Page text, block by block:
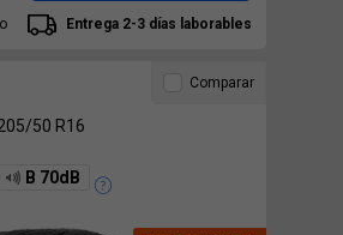
Entrega 2-3 días laborables
50 R16
B 70dB
Comparar